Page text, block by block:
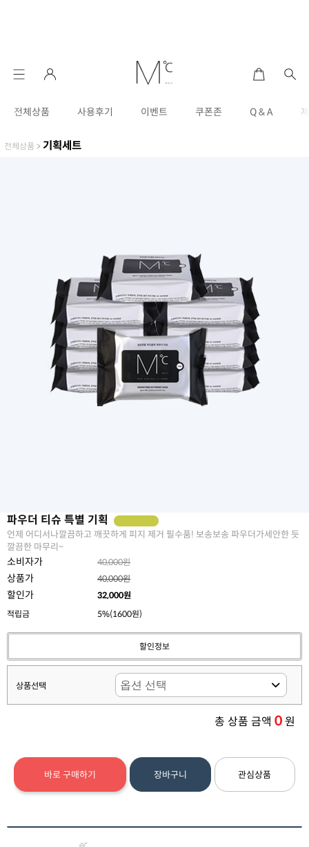
전체상품 사용후기 이벤트 쿠폰존 Q & A
전체상품 > 기획세트
파우더 티슈 특별 기획
언제 어디서나깔끔하고 깨끗하게 피지 제거 필수품! 보송보송 파우더가세안한 듯
깔끔한 마무리~
소비자가 40,000원
상품가 40,000원
할인가 32,000원
적립금
5%(1600원)
할인정보
상품선택
총 상품 금액 0원
바로 구매하기 장바구니 관심상품